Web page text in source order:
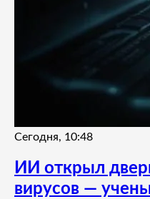
Сегодня, 10:48
ИИ открыл
вирусов —